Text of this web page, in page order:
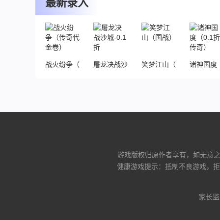
最新录入
战火纷争（传奇代金卷）屠龙决战沙城-0.1折笑梦江山（国战）诸神国度
游戏版权归原作者享有，如无意
健康游戏提示：抵制不良游戏，
家长